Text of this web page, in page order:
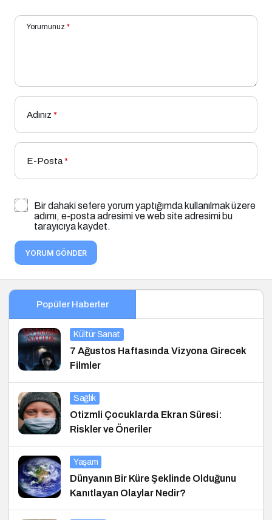
Yorumunuz *
Adınız *
E-Posta*
Bir dahaki sefere yorum yaptığımda kullanılmak üzere
adımı, e-posta adresimi ve web site adresimi bu
tarayıcıya kaydet.
YORUM GÖNDER
Popüler Haberler
Kültür Sanat
7 Ağustos Haftasında Vizyona Girecek
Filmler
Sağlık
Otizmli Çocuklarda Ekran Süresi:
Riskler ve Öneriler
Yaşam
Dünyanın Bir Küre Şeklinde Olduğunu
Kanıtlayan Olaylar Nedir?